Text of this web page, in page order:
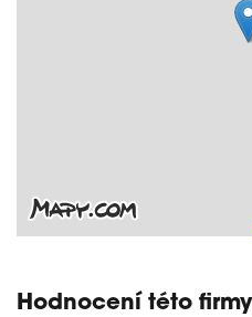
Hodnocení této